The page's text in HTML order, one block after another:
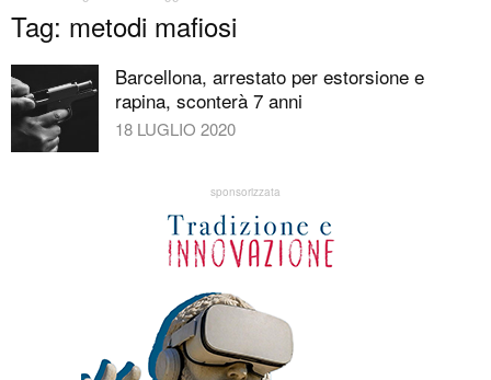
Tag: metodi mafiosi
Barcellona, arrestato per estorsione e
rapina, sconterà 7 anni
18 LUGLIO 2020
sponsorizzata